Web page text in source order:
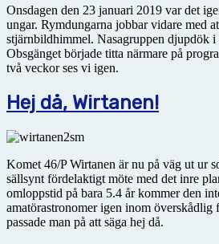
Onsdagen den 23 januari 2019 var det
ungar. Rymdungarna jobbar vidare med
stjärnbildhimmel. Nasagruppen djupdök i
Obsgänget började titta närmare på
två veckor ses vi igen.
Hej då, Wirtanen!
Komet 46/P Wirtanen är nu på väg ut ur
sällsynt fördelaktigt möte med det inre
omloppstid på bara 5.4 år kommer den
amatörastronomer igen inom överskådlig
passade man på att säga hej då.